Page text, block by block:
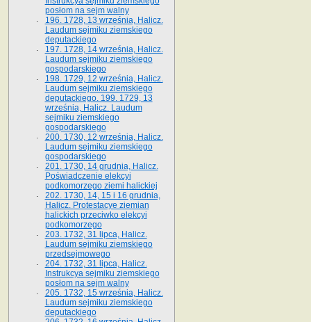
posłom na sejm walny
196. 1728, 13 września, Halicz.
Laudum sejmiku ziemskiego
deputackiego
197. 1728, 14 września, Halicz.
Laudum sejmiku ziemskiego
gospodarskiego
198. 1729, 12 września, Halicz.
Laudum sejmiku ziemskiego
deputackiego. 199. 1729, 13
września, Halicz. Laudum
sejmiku ziemskiego
gospodarskiego
200. 1730, 12 września, Halicz.
Laudum sejmiku ziemskiego
gospodarskiego
201. 1730, 14 grudnia, Halicz.
Poświadczenie elekcyi
podkomorzego ziemi halickiej
202. 1730, 14, 15 i 16 grudnia,
Halicz. Protestacye ziemian
halickich przeciwko elekcyi
podkomorzego
203. 1732, 31 lipca, Halicz.
Laudum sejmiku ziemskiego
przedsejmowego
204. 1732, 31 lipca, Halicz.
Instrukcya sejmiku ziemskiego
posłom na sejm walny
205. 1732, 15 września, Halicz.
Laudum sejmiku ziemskiego
deputackiego